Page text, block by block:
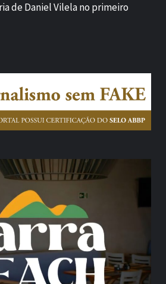
de Daniel Vilela no primeiro